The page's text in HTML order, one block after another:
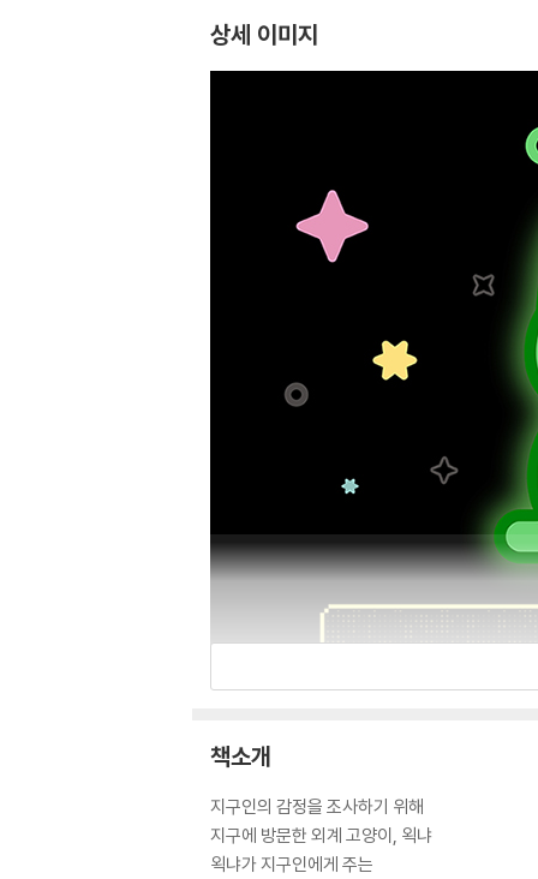
상세 이미지
책소개
지구인의 감정을 조사하기 위해
지구에 방문한 외계 고양이, 왹냐
왹냐가 지구인에게 주는